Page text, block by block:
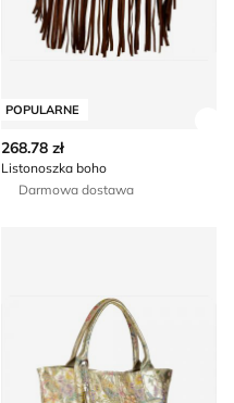
POPULARNE
268.78 zł
Listonoszka boho
Darmowa dostawa